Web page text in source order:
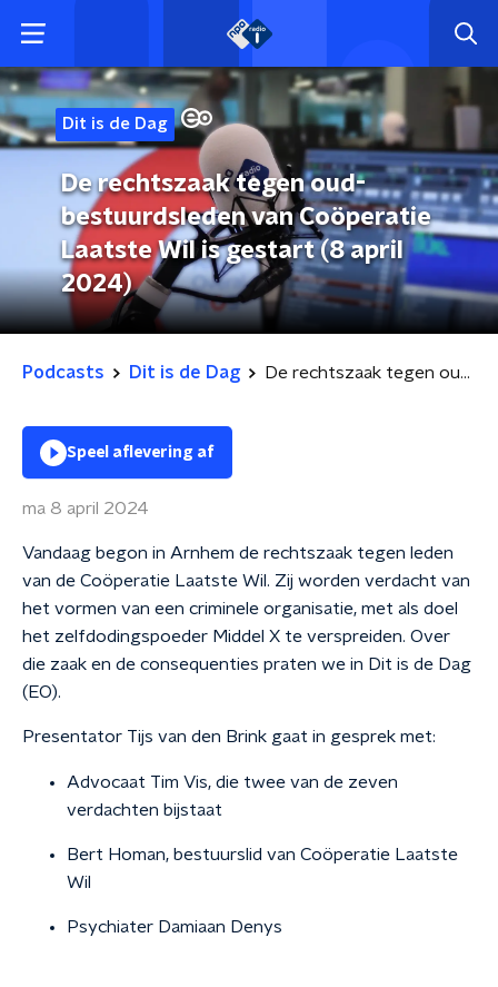
Dit is de Dag
De rechtszaak tegen oud-
bestuurdsleden van Coöperatie
Laatste Wil is gestart (8 april
2024)
Podcasts Dit is de Dag De rechtszaak tegen oud-bestuurdsleden van Coöperatie Laatste Wil is gestart (8 april 2024)
Speel aflevering af
ma 8 april 2024
Vandaag begon in Arnhem de rechtszaak tegen leden
van de Coöperatie Laatste Wil. Zij worden verdacht van
het vormen van een criminele organisatie, met als doel
het zelfdodingspoeder Middel X te verspreiden. Over
die zaak en de consequenties praten we in Dit is de Dag
(EO).
Presentator Tijs van den Brink gaat in gesprek met:
Advocaat Tim Vis, die twee van de zeven
verdachten bijstaat
Bert Homan, bestuurslid van Coöperatie Laatste
Wil
Psychiater Damiaan Denys